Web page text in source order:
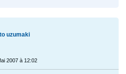
uzumaki
2007 à 12:02